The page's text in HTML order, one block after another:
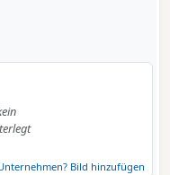
Bild hinzufügen